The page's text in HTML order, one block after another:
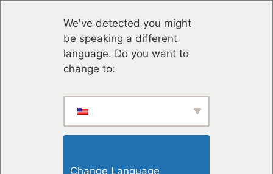
We've detected you might
be speaking a different
language. Do you want to
change to: